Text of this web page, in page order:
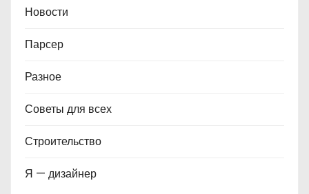
Новости
Парсер
Разное
Советы для всех
Строительство
Я — дизайнер